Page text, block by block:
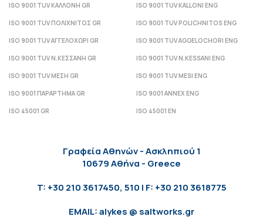
ISO 9001 TUV ΚΑΛΛΟΝΗ GR ISO 9001 TUV KALLONI ENG
ISO 9001 TUV ΠΟΛΙΧΝΙΤΟΣ GR ISO 9001 TUV POLICHNITOS ENG
ISO 9001 TUV ΑΓΓΕΛΟΧΩΡΙ GR ISO 9001 TUV AGGELOCHORI ENG
ISO 9001 TUV Ν.ΚΕΣΣΑΝΗ GR ISO 9001 TUV N.KESSANI ENG
ISO 9001 TUV ΜΕΣΗ GR ISO 9001 TUV MESI ENG
ISO 9001 ΠΑΡΑΡΤΗΜΑ GR ISO 9001 ANNEX ENG
ISO 45001 GR ISO 45001 EN
Γραφεία Αθηνών - Ασκληπιού 1
10679 Αθήνα - Greece
T: +30 210 3617450, 510 | F: +30 210 3618775
EMAIL: alykes @ saltworks.gr